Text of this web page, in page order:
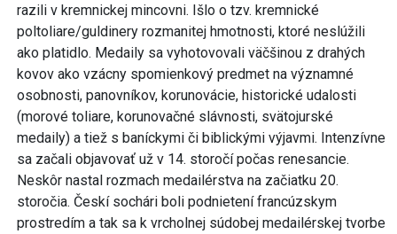
razili v kremnickej mincovni. Išlo o tzv. kremnické
poltoliare/guldinery rozmanitej hmotnosti, ktoré neslúžili
ako platidlo. Medaily sa vyhotovovali väčšinou z drahých
kovov ako vzácny spomienkový predmet na významné
osobnosti, panovníkov, korunovácie, historické udalosti
(morové toliare, korunovačné slávnosti, svätojurské
medaily) a tiež s baníckymi či biblickými výjavmi. Intenzívne
sa začali objavovať už v 14. storočí počas renesancie.
Neskôr nastal rozmach medailérstva na začiatku 20.
storočia. Českí sochári boli podnietení francúzskym
prostredím a tak sa k vrcholnej súdobej medailérskej tvorbe